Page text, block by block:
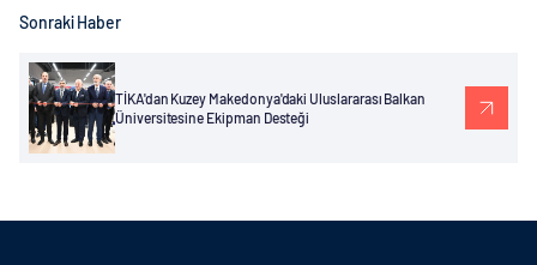
Sonraki Haber
TİKA'dan Kuzey Makedonya'daki Uluslararası Balkan
Üniversitesine Ekipman Desteği